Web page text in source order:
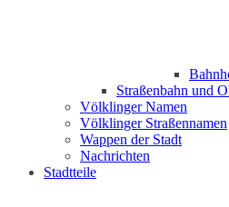
Straßenbahn und
Völklinger Namen
Völklinger Straßennamen
Wappen der Stadt
Nachrichten
Stadtteile